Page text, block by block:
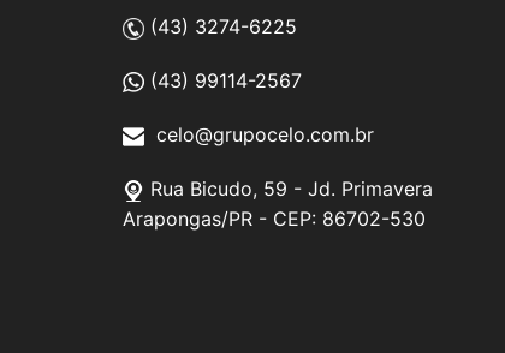
(43) 3274-6225
(43) 99114-2567
celo@grupocelo.com.br
Rua Bicudo, 59 - Jd. Primavera
Arapongas/PR - CEP: 86702-530